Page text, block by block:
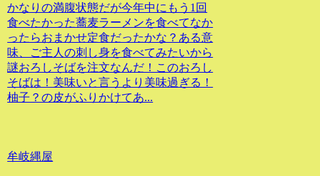
かなりの満腹状態だが今年中にもう1回
食べたかった蕎麦ラーメンを食べてなか
ったらおまかせ定食だったかな？ある意
味、ご主人の刺し身を食べてみたいから
謎おろしそばを注文なんだ！このおろし
そばは！美味いと言うより美味過ぎる！
柚子？の皮がふりかけてあ...
牟岐縄屋